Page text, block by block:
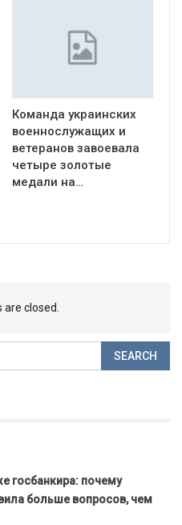
Команда украинских
военнослужащих и
ветеранов завоевала
четыре золотые
медали на…
closed.
госбанкира: почему
больше вопросов, чем